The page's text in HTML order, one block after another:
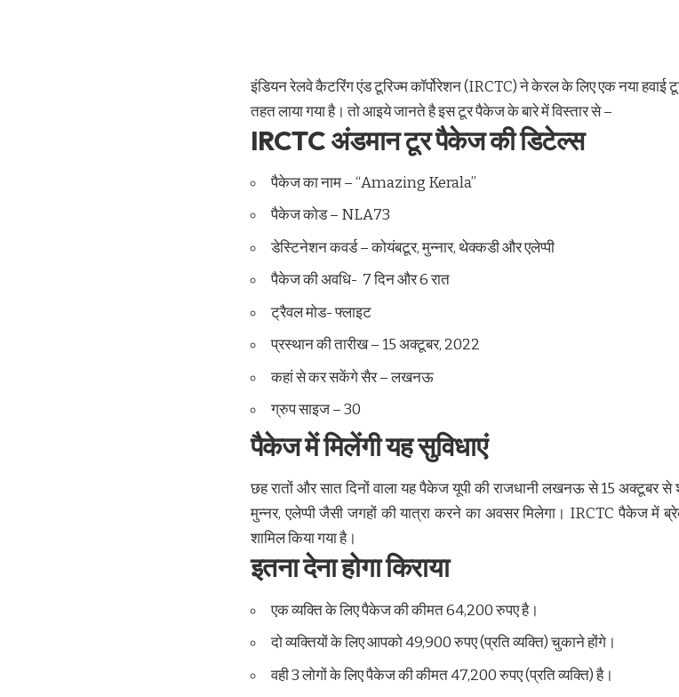
इंडियन रेलवे कैटरिंग एंड टूरिज्म कॉर्पोरेशन (IRCTC) ने केरल के लिए एक नया
तहत लाया गया है।तो आइये जानते है इस टूर पैकेज के बारे में विस्तार से –
IRCTC अंडमान टूर पैकेज की डिटेल्स
पैकेज का नाम – “Amazing Kerala”
पैकेज कोड – NLA73
डेस्टिनेशन कवर्ड – कोयंबटूर, मुन्नार, थेक्कडी और एलेप्पी
पैकेज की अवधि- 7 दिन और 6 रात
ट्रैवल मोड- फ्लाइट
प्रस्थान की तारीख – 15 अक्टूबर, 2022
कहां से कर सकेंगे सैर – लखनऊ
ग्रुप साइज – 30
पैकेज में मिलेंगी यह सुविधाएं
छह रातों और सात दिनों वाला यह पैकेज यूपी की राजधानी लखनऊ से 15 अक्टूबर
मुन्नर, एलेप्पी जैसी जगहों की यात्रा करने का अवसर मिलेगा। IRCTC पैकेज में
शामिल किया गया है।
इतना देना होगा किराया
एक व्यक्ति के लिए पैकेज की कीमत 64,200 रुपए है।
दो व्यक्तियों के लिए आपको 49,900 रुपए (प्रति व्यक्ति) चुकाने होंगे।
वही 3 लोगों के लिए पैकेज की कीमत 47,200 रुपए (प्रति व्यक्ति) है।